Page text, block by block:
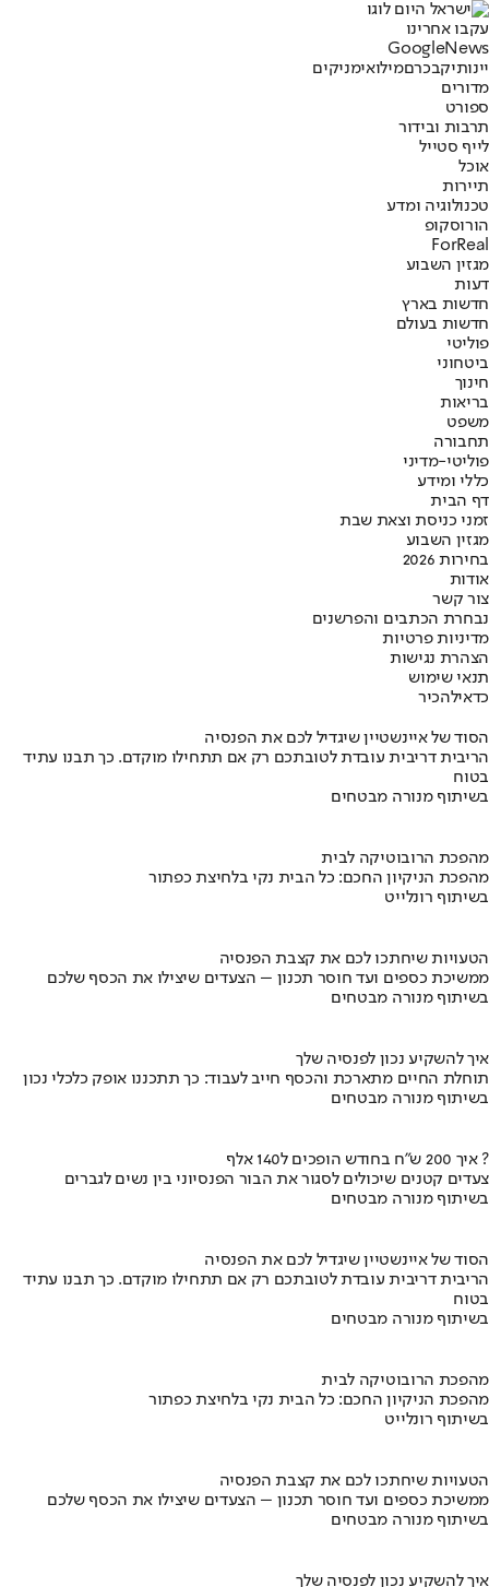
עקבו אחרינו
Googl eNews
יינותיקבכרםמילואימניקים
מדורים
ספורט
תרבות ובידור
לייף סטייל
אוכל
תיירות
טכנולוגיה ומדע
הורוסקופ
ForReal
מגזין השבוע
דעות
חדשות בארץ
חדשות בעולם
פוליטי
ביטחוני
חינוך
בריאות
משפט
תחבורה
פוליטי-מדיני
כללי ומידע
דף הבית
זמני כניסת וצאת שבת
מגזין השבוע
בחירות 2026
אודות
צור קשר
נבחרת הכתבים והפרשנים
מדיניות פרטיות
הצהרת נגישות
תנאי שימוש
כדאילהכיר
הסוד של איינשטיין שיגדיל לכם את הפנסיה
הריבית דריבית עובדת לטובתכם רק אם תתחילו מוקדם. כך תבנו עתיד
בטוח
בשיתוף מנורה מבטחים
מהפכת הרובוטיקה לבית
מהפכת הניקיון החכם: כל הבית נקי בלחיצת כפתור
בשיתוף רונלייט
הטעויות שיחתכו לכם את קצבת הפנסיה
ממשיכת כספים ועד חוסר תכנון – הצעדים שיצילו את הכסף שלכם
בשיתוף מנורה מבטחים
איך להשקיע נכון לפנסיה שלך
תוחלת החיים מתארכת והכסף חייב לעבוד: כך תתכננו אופק כלכלי נכון
בשיתוף מנורה מבטחים
איך 200 ש"ח בחודש הופכים ל140 אלף ?
צעדים קטנים שיכולים לסגור את הבור הפנסיוני בין נשים לגברים
בשיתוף מנורה מבטחים
הסוד של איינשטיין שיגדיל לכם את הפנסיה
הריבית דריבית עובדת לטובתכם רק אם תתחילו מוקדם. כך תבנו עתיד
בטוח
בשיתוף מנורה מבטחים
מהפכת הרובוטיקה לבית
מהפכת הניקיון החכם: כל הבית נקי בלחיצת כפתור
בשיתוף רונלייט
הטעויות שיחתכו לכם את קצבת הפנסיה
ממשיכת כספים ועד חוסר תכנון – הצעדים שיצילו את הכסף שלכם
בשיתוף מנורה מבטחים
איך להשקיע נכון לפנסיה שלך